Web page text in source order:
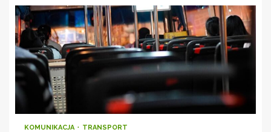
KOMUNIKACJA TRANSPORT